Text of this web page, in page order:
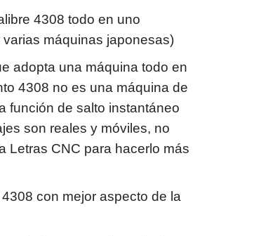
4308 todo en uno
máquinas japonesas)
adopta una máquina todo en
4308 no es una máquina de
función de salto instantáneo
son reales y móviles, no
Letras CNC para hacerlo más
con mejor aspecto de la